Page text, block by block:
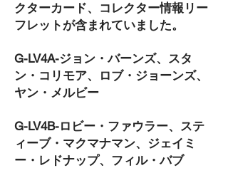
クターカード、コレクター情報リー
フレットが含まれていました。
G-LV4A-ジョン・バーンズ、スタ
ン・コリモア、ロブ・ジョーンズ、
ヤン・メルビー
G-LV4B-ロビー・ファウラー、ステ
ィーブ・マクマナマン、ジェイミ
ー・レドナップ、フィル・バブ